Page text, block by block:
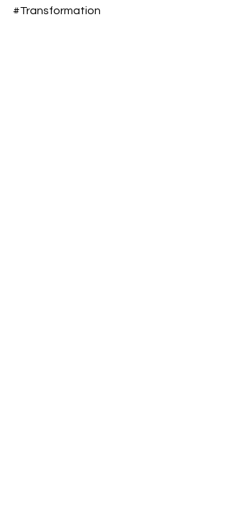
#Transformation